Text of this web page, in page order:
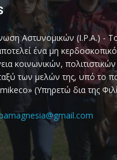
Αστυνομικών (I.P.A.) -
ένα μη
κοινωνικών, πολιτιστικών
των μελών της, υπό το
(Υπηρετώ δια της